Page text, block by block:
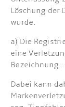
Löschung der
wurde.
a) Die
eine
Bezeichnung
Dabei kann